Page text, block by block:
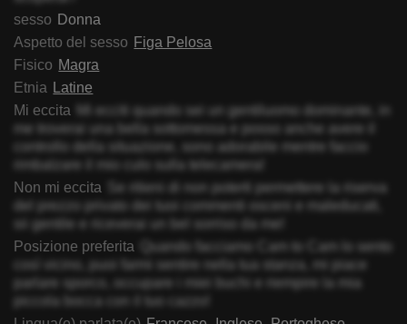
sesso Donna
Aspetto del sesso Figa Pelosa
Fisico Magra
Etnia Latine
Mi eccita
Mi ecciti quando sei un gentiluomo dominante, in
me troverai una bella sottomessa e posso anche avere il
controllo della situazione, sono adorabile mentre faccio
rimbalzare il mio culo sulla telecamera!
Non mi eccita
Se ritieni di non poterti permettere la riserva
del prezzo privato dei tuoi commenti osceni e maleducati,
sii gentile e riceverai un bel sorriso da me!
Posizione preferita
Quando facciamo Cam to Cam lo sento
così vicino, puoi farmi sentire nella tua stanza, mi piace
parlare sporco, occupare i miei buchi e riempire la mia
piccola bocca con il tuo cazzo!